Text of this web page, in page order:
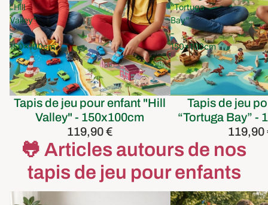
"Hill
Valley"
-
150x100cm
Tapis de jeu pour enfant "Hill
Valley" - 150x100cm
119,90 €
“Tortuga
Bay”
-
150x100cm
Tapis de jeu
“Tortuga Bay” -
119,90
🐸 Articles autours de nos
tapis de jeu pour enfants
idées cadeaux enfant geek de 4 à 13
chasse tresor enigme